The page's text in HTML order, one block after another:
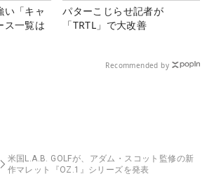
い「キャ
ス一覧は
パターこじらせ記者が
「TRTL」で大改善
Recommended by
米国L.A.B. GOLFが、アダム・スコット監修の新
作マレット『OZ.1』シリーズを発表